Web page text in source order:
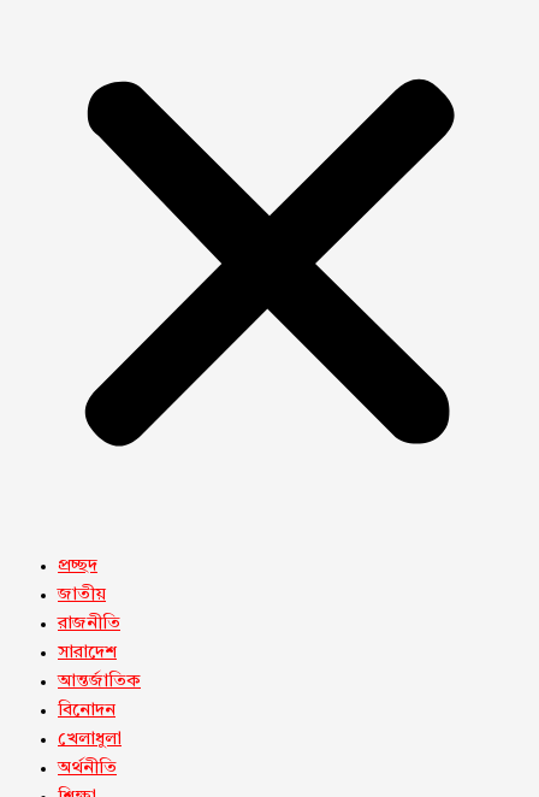
প্রচ্ছদ
জাতীয়
রাজনীতি
সারাদেশ
আন্তর্জাতিক
বিনোদন
খেলাধুলা
অর্থনীতি